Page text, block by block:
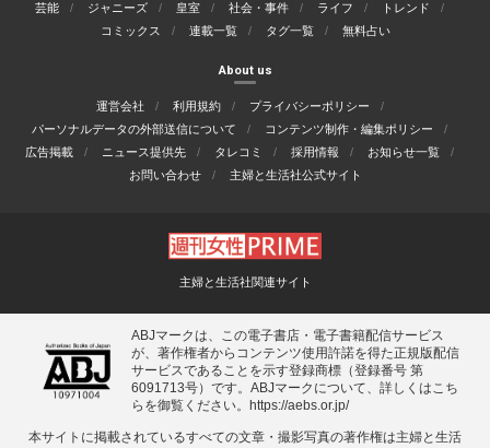
芸能 ジャニーズ 皇室 社会・事件 ライフ
トレンド
コミックス
連載一覧 タグ一覧 無料占い
About us
運営会社 利用規約
プライバシーポリシー
パーソナルデータの外部送信について
コンテンツ制作・編集ポリシー
広告掲載
ニュース提供先 タレコミ 採用情報
お知らせ一覧
お問い合わせ
主婦と生活社公式サイト
主婦と生活社関連サイト
ABJマークは、この電子書店・電子書籍配信サービス
が、著作権者からコンテンツ使用許諾を得た正規版配信
サービスであることを示す登録商標（登録番号 第
6091713号）です。ABJマークについて、詳しくはこち
らを御覧ください。
https://aebs.or.jp/
本サイトに掲載されているすべての⽂章・撮影写真の著作権は主婦と⽣活